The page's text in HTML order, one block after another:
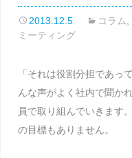
2013.12.5 コラム
ミーティング
「それは役割分担であっ
んな声がよく社内で聞か
員で取り組んでいきます
の目標もありません。